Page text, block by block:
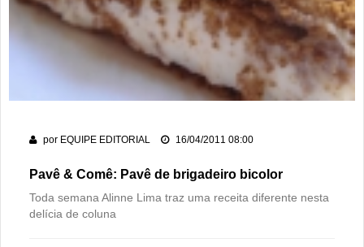
em flagrante em Montividiu
Menos é Mais faz show gratuito hoje em Rio Verde na festa
dos 178 anos da cidade
PM recaptura dois foragidos em Rio Verde
com cara de decisão antecipada
por EQUIPE EDITORIAL 16/04/2011 08:00
Pavê & Comê: Pavê de brigadeiro bicolor
Toda semana Alinne Lima traz uma receita diferente nesta
delícia de coluna